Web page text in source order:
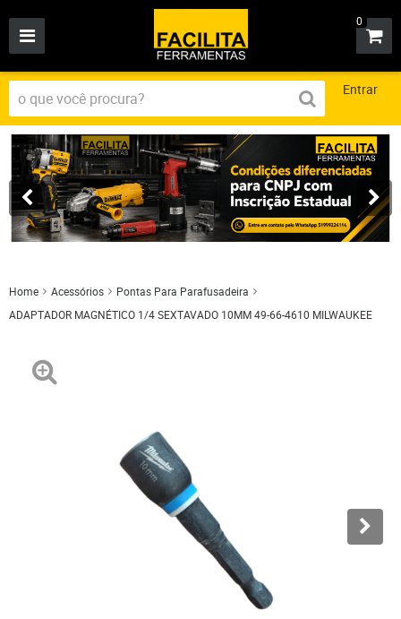
0
Entrar
Home Acessórios
Pontas Para Parafusadeira
ADAPTADOR MAGNÉTICO 1/4 SEXTAVADO 10MM 49-66-4610 MILWAUKEE